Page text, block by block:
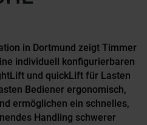
in Dortmund zeigt Timmer
individuell konfigurierbaren
und quickLift für Lasten
Bediener ergonomisch,
ermöglichen ein schnelles,
Handling schwerer